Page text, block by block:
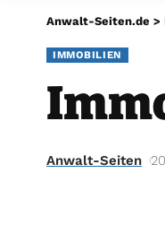
Anwalt-Seiten.de >
IMMOBILIEN
Anwalt-Seiten